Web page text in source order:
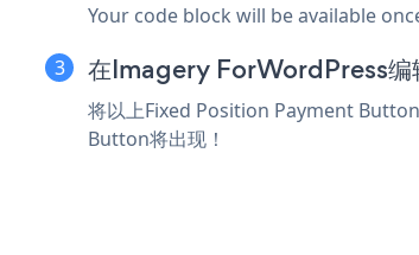
Your code block will be available
在Imagery ForWordPress编
将以上Fixed Position Payment
Button将出现！